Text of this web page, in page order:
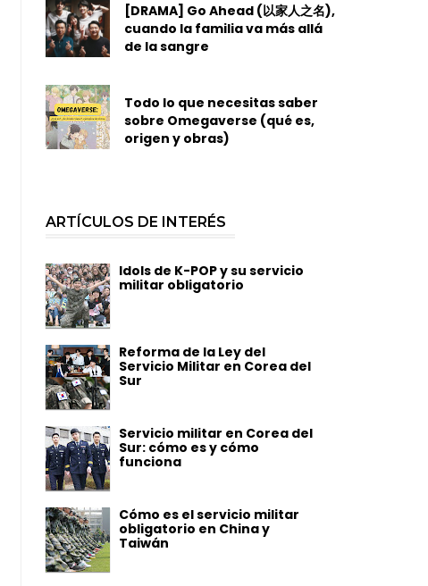
[DRAMA] Go Ahead (以家人之名),
cuando la familia va más allá
de la sangre
Todo lo que necesitas saber
sobre Omegaverse (qué es,
origen y obras)
ARTÍCULOS DE INTERÉS
Idols de K-POP y su servicio
militar obligatorio
Reforma de la Ley del
Servicio Militar en Corea del
Sur
Servicio militar en Corea del
Sur: cómo es y cómo
funciona
Cómo es el servicio militar
obligatorio en China y
Taiwán